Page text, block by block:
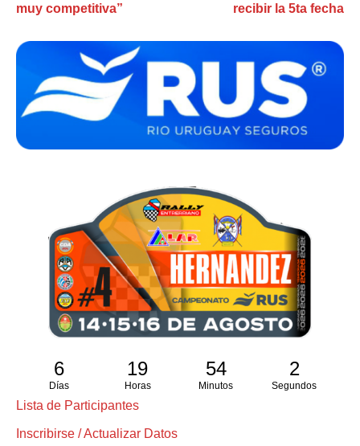
muy competitiva”
recibir la 5ta fecha
6
Días
19
Horas
54
Minutos
2
Segundos
Lista de Participantes
Inscribirse / Actualizar Datos